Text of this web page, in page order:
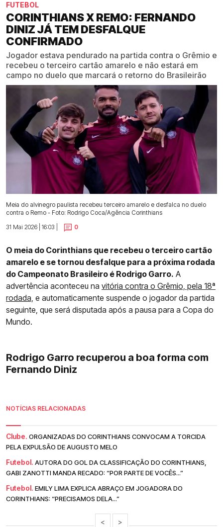
FUTEBOL
CORINTHIANS X REMO: FERNANDO
DINIZ JÁ TEM DESFALQUE
CONFIRMADO
Jogador estava pendurado na partida contra o Grêmio e
recebeu o terceiro cartão amarelo e não estará em
campo no duelo que marcará o retorno do Brasileirão
Meia do alvinegro paulista recebeu terceiro amarelo e desfalca no duelo
contra o Remo - Foto: Rodrigo Coca/Agência Corinthians
31 Mai 2026 | 16:03 |
0
O meia do Corinthians que recebeu o terceiro cartão
amarelo e se tornou desfalque para a próxima rodada
do Campeonato Brasileiro é Rodrigo Garro. A
advertência aconteceu na vitória contra o Grêmio, pela 18ª
rodada, e automaticamente suspende o jogador da partida
seguinte, que será disputada após a pausa para a Copa do
Mundo.
Rodrigo Garro recuperou a boa forma com
Fernando Diniz
NOTÍCIAS RELACIONADAS
Clube. ORGANIZADAS DO CORINTHIANS CONVOCAM A TORCIDA
PELA EXPULSÃO DE AUGUSTO MELO
Futebol. AUTORA DO GOL DA CLASSIFICAÇÃO DO CORINTHIANS,
GABI ZANOTTI MANDA RECADO: “POR PARTE DE VOCÊS...”
Futebol. EMILY LIMA EXPLICA ABRAÇO EM JOGADORA DO
CORINTHIANS: “PRECISAMOS DELA...”
< >